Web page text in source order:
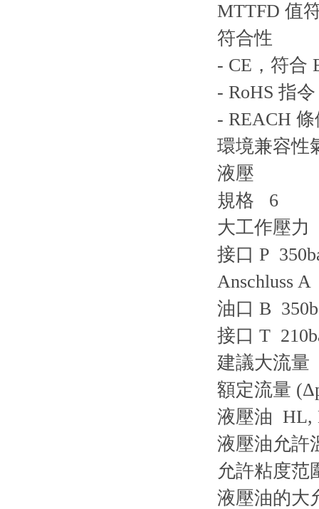
MTTFD 值
符合性
- CE，符合
- RoHS 指
- REACH 條
環境兼容性
液壓
規格 6
大工作壓力
接口 P
Anschluss A
油口 B
接口 T
建議大流量
額定流量
液壓油 HL,
液壓油允許
允許粘度范
液壓油的大